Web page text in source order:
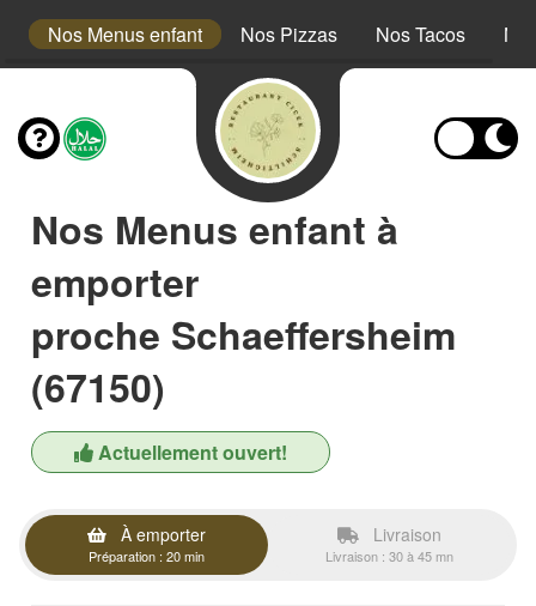
Nos Menus enfant Nos Pizzas Nos Tacos
Nos Menus enfant à
emporter
proche Schaeffersheim
(67150)
Actuellement ouvert!
À emporter
Préparation : 20 min
Livraison
Livraison : 30 à 45 mn